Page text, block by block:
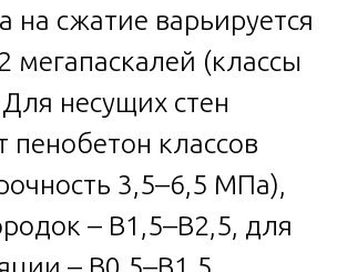
на сжатие варьируется
мегапаскалей (классы
несущих стен
классов
3,5–6,5 МПа),
– В1,5–В2,5, для